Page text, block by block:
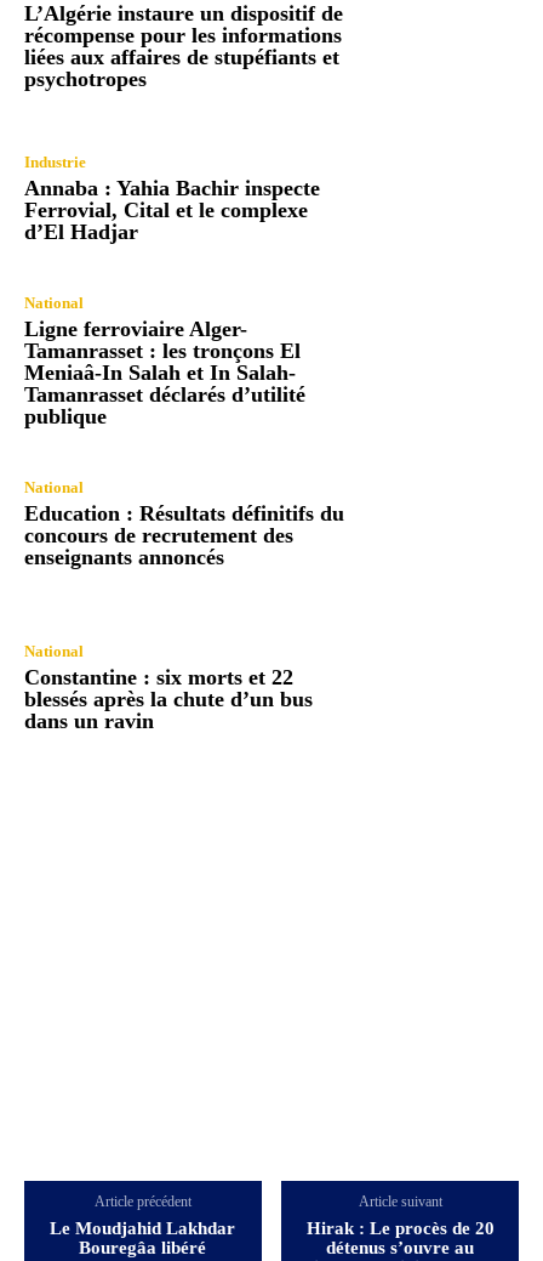
L’Algérie instaure un dispositif de
récompense pour les informations
liées aux affaires de stupéfiants et
psychotropes
Industrie
Annaba : Yahia Bachir inspecte
Ferrovial, Cital et le complexe
d’El Hadjar
National
Ligne ferroviaire Alger-
Tamanrasset : les tronçons El
Meniaâ-In Salah et In Salah-
Tamanrasset déclarés d’utilité
publique
National
Education : Résultats définitifs du
concours de recrutement des
enseignants annoncés
National
Constantine : six morts et 22
blessés après la chute d’un bus
dans un ravin
Article précédent
Le Moudjahid Lakhdar
Bouregâa libéré
Article suivant
Hirak : Le procès de 20
détenus s’ouvre au